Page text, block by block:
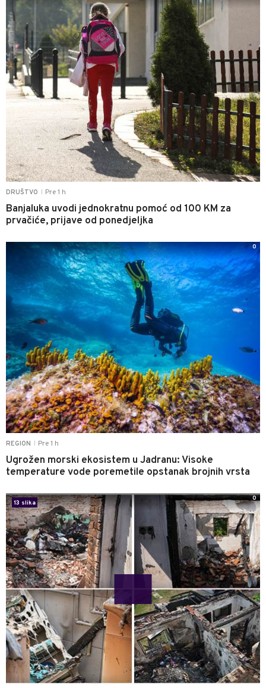
DRUŠTVO Pre 1 h
Banjaluka uvodi jednokratnu pomoć od 100 KM za
prvačiće, prijave od ponedjeljka
REGION Pre 1 h
Ugrožen morski ekosistem u Jadranu: Visoke
temperature vode poremetile opstanak brojnih vrsta
0
13 slika
0